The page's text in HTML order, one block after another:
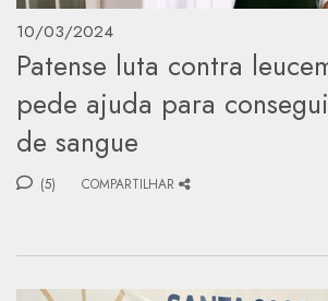
10/03/2024
Patense luta contra
pede ajuda para
de sangue
(5) COMPARTILHAR